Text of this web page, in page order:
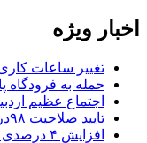
اخبار ویژه
تغییر ساعات
حمله به فرودگاه
اجتماع عظیم
تایید صلاحیت ۹۸درصد نامزدهای شوراهای روستای اردبیل
افزایش ۴ درصدی تصادفات فوتی در جاده‌های اردبیل